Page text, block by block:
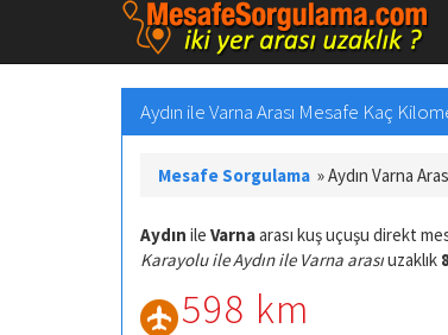
Aydın ile Varna Arası Mesafe Kaç
Mesafe Sorgulama »Aydın Varna
Aydın ile Varnaarası kuş uçuşu direkt
Karayolu ile Aydın ile Varna arasıuzaklık
598 km